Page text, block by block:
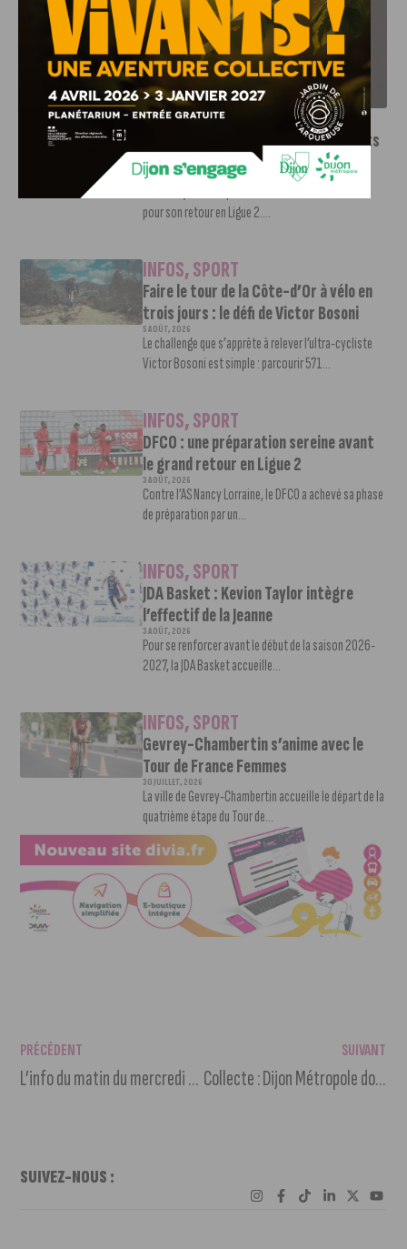
LE DFCO DÉVOILE SES NOUVEAUX MAILLOTS POUR LA
SAISON 2026-2027
INFOS,SPORT
Le DFCO dévoile ses nouveaux maillots
pour la saison 2026-2027
6 AOÛT, 2026
pour son retour en Ligue 2....
INFOS,SPORT
Faire le tour de la Côte-d’Or à vélo en
trois jours : le défi de Victor Bosoni
5 AOÛT, 2026
Le challenge que s’apprête à relever l’ultra-cycliste
Victor Bosoni est simple : parcourir 571...
INFOS,SPORT
DFCO : une préparation sereine avant
le grand retour en Ligue 2
3 AOÛT, 2026
Contre l’AS Nancy Lorraine, le DFCO a achevé sa phase
de préparation par un...
INFOS,SPORT
JDA Basket : Kevion Taylor intègre
l’effectif de la Jeanne
3 AOÛT, 2026
Pour se renforcer avant le début de la saison 2026-
2027, la JDA Basket accueille...
INFOS,SPORT
Gevrey-Chambertin s’anime avec le
Tour de France Femmes
30 JUILLET, 2026
La ville de Gevrey-Chambertin accueille le départ de la
quatrième étape du Tour de...
PRÉCÉDENT
L’info du matin du mercredi 1er janvier 2025
SUIVANT
Collecte : Dijon Métropole donne une seconde vie aux sapins de Noël
SUIVEZ-NOUS :